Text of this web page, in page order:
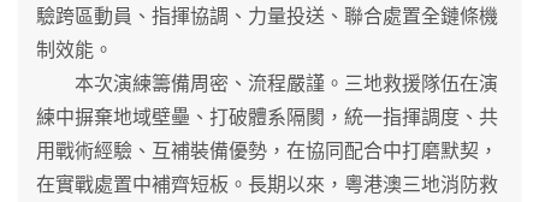
驗跨區動員、指揮協調、力量投送、聯合處置全鏈條機
制效能。
本次演練籌備周密、流程嚴謹。三地救援隊伍在演
練中摒棄地域壁壘、打破體系隔閡，統一指揮調度、共
用戰術經驗、互補裝備優勢，在協同配合中打磨默契，
在實戰處置中補齊短板。長期以來，粵港澳三地消防救